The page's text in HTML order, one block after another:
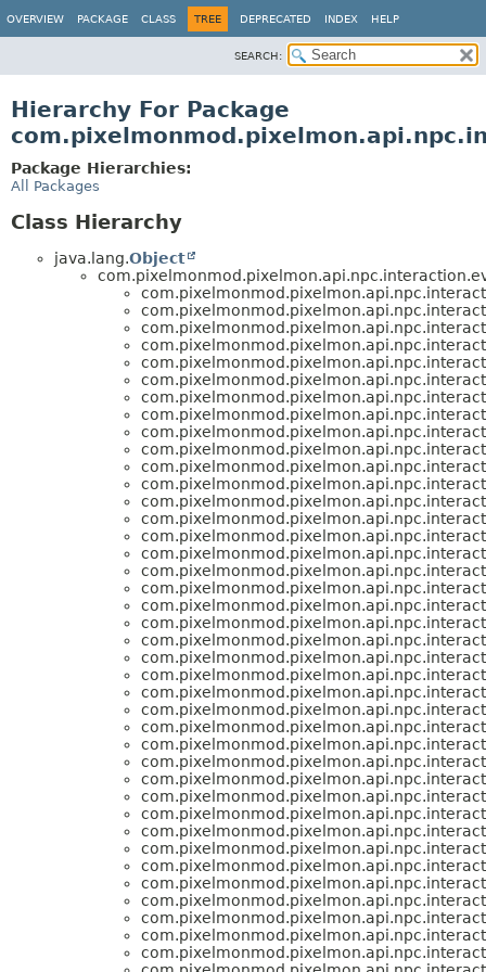
OVERVIEW PACKAGE CLASS TREE DEPRECATED INDEX HELP
SEARCH:
Hierarchy For Package
Package Hierarchies:
All Packages
Class Hierarchy
java.lang.Object